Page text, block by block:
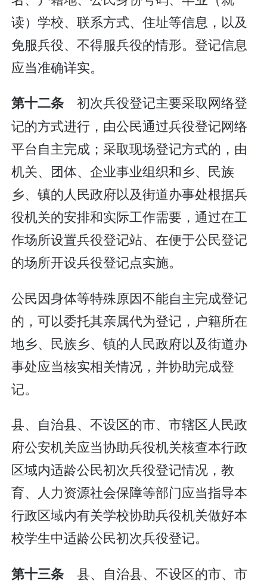
读）学校、联系方式、住址等信息，以及
免服兵役、不得服兵役的情形。登记信息
应当准确详实。
第十二条初次兵役登记主要采取网络登
记的方式进行，由公民通过兵役登记网络
平台自主完成；采取现场登记方式的，由
机关、团体、企业事业组织和乡、民族
乡、镇的人民政府以及街道办事处根据兵
役机关的安排和实际工作需要，通过在工
作场所设置兵役登记站、在便于公民登记
的场所开设兵役登记点实施。
公民因身体等特殊原因不能自主完成登记
的，可以委托其亲属代为登记，户籍所在
地乡、民族乡、镇的人民政府以及街道办
事处应当核实相关情况，并协助完成登
记。
县、自治县、不设区的市、市辖区人民政
府公安机关应当协助兵役机关核查本行政
区域内适龄公民初次兵役登记情况，教
育、人力资源社会保障等部门应当指导本
行政区域内有关学校协助兵役机关做好本
校学生中适龄公民初次兵役登记。
第十三条县、自治县、不设区的市、市